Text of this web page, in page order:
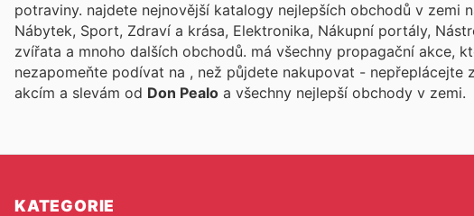
potraviny. najdete nejnovější katalogy nejlepších obchodů v zemi
Nábytek, Sport, Zdraví a krása, Elektronika, Nákupní portály,
zvířata a mnoho dalších obchodů. má všechny propagační akce,
nezapomeňte podívat na , než půjdete nakupovat - nepřeplácejte
akcím a slevám od Don Pealo a všechny nejlepší obchody v zemi.
KATEGORIE